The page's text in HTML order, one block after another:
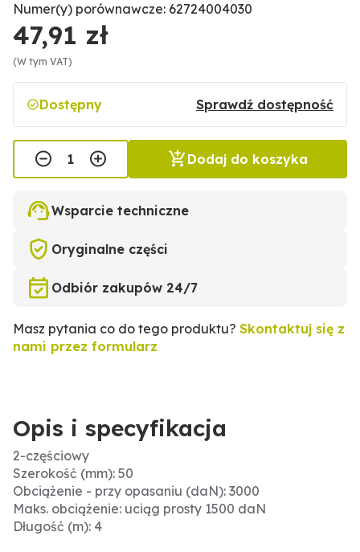
Numer(y) porównawcze: 62724004030
47,91 zł
(W tym VAT)
Dostępny Sprawdź dostępność
Dodaj do koszyka
Wsparcie techniczne
Oryginalne części
Odbiór zakupów 24/7
Masz pytania co do tego produktu? Skontaktuj się z
nami przez formularz
Opis i specyfikacja
2-częściowy
Szerokość (mm): 50
Obciążenie - przy opasaniu (daN): 3000
Maks. obciążenie: uciąg prosty 1500 daN
Długość (m): 4